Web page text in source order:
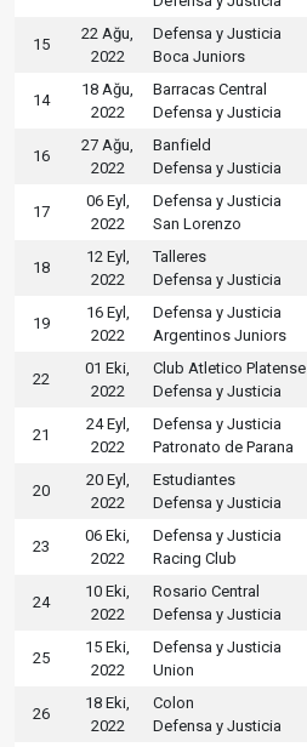
15
22 Ağu,
2022
Defensa y Justicia
Boca Juniors
14
18 Ağu,
2022
Barracas Central
Defensa y Justicia
16
27 Ağu,
2022
Banfield
Defensa y Justicia
17
06 Eyl,
2022
Defensa y Justicia
San Lorenzo
18
12 Eyl,
2022
Talleres
Defensa y Justicia
19
16 Eyl,
2022
Defensa y Justicia
Argentinos Juniors
22
01 Eki,
2022
Club Atletico Platense
Defensa y Justicia
21
24 Eyl,
2022
Defensa y Justicia
Patronato de Parana
20
20 Eyl,
2022
Estudiantes
Defensa y Justicia
23
06 Eki,
2022
Defensa y Justicia
Racing Club
24
10 Eki,
2022
Rosario Central
Defensa y Justicia
25
15 Eki,
2022
Defensa y Justicia
Union
26
18 Eki,
2022
Colon
Defensa y Justicia